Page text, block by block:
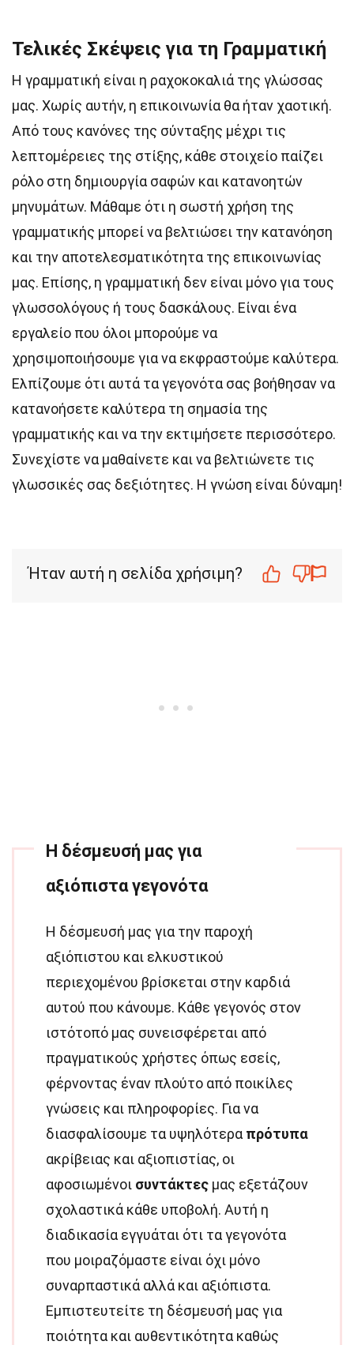
Τελικές Σκέψεις για τη Γραμματική
Η γραμματική είναι η ραχοκοκαλιά της γλώσσας
μας. Χωρίς αυτήν, η επικοινωνία θα ήταν χαοτική.
Από τους κανόνες της σύνταξης μέχρι τις
λεπτομέρειες της στίξης, κάθε στοιχείο παίζει
ρόλο στη δημιουργία σαφών και κατανοητών
μηνυμάτων. Μάθαμε ότι η σωστή χρήση της
γραμματικής μπορεί να βελτιώσει την κατανόηση
και την αποτελεσματικότητα της επικοινωνίας
μας. Επίσης, η γραμματική δεν είναι μόνο για τους
γλωσσολόγους ή τους δασκάλους. Είναι ένα
εργαλείο που όλοι μπορούμε να
χρησιμοποιήσουμε για να εκφραστούμε καλύτερα.
Ελπίζουμε ότι αυτά τα γεγονότα σας βοήθησαν να
κατανοήσετε καλύτερα τη σημασία της
γραμματικής και να την εκτιμήσετε περισσότερο.
Συνεχίστε να μαθαίνετε και να βελτιώνετε τις
γλωσσικές σας δεξιότητες. Η γνώση είναι δύναμη!
Ήταν αυτή η σελίδα χρήσιμη?
Η δέσμευσή μας για
αξιόπιστα γεγονότα
Η δέσμευσή μας για την παροχή
αξιόπιστου και ελκυστικού
περιεχομένου βρίσκεται στην καρδιά
αυτού που κάνουμε. Κάθε γεγονός στον
ιστότοπό μας συνεισφέρεται από
πραγματικούς χρήστες όπως εσείς,
φέρνοντας έναν πλούτο από ποικίλες
γνώσεις και πληροφορίες. Για να
διασφαλίσουμε τα υψηλότερα πρότυπα
ακρίβειας και αξιοπιστίας, οι
αφοσιωμένοι συντάκτες μας εξετάζουν
σχολαστικά κάθε υποβολή. Αυτή η
διαδικασία εγγυάται ότι τα γεγονότα
που μοιραζόμαστε είναι όχι μόνο
συναρπαστικά αλλά και αξιόπιστα.
Εμπιστευτείτε τη δέσμευσή μας για
ποιότητα και αυθεντικότητα καθώς